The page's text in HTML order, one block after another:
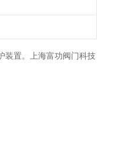
装置。上海富功阀门科技